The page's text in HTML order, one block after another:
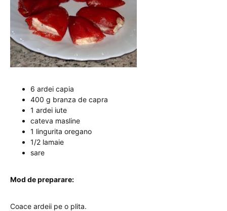
6 ardei capia
400 g branza de capra
1 ardei iute
cateva masline
1 lingurita oregano
1/2 lamaie
sare
Mod de preparare:
Coace ardeii pe o plita.